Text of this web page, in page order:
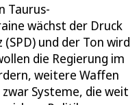
Taurus-
wächst der Druck
und der Ton wird
die Regierung im
weitere Waffen
Systeme, die weit